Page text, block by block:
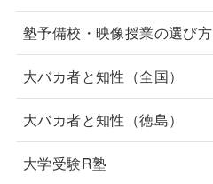
塾予備校・映像授業の選び方
大バカ者と知性（全国）
大バカ者と知性（徳島）
大学受験R塾